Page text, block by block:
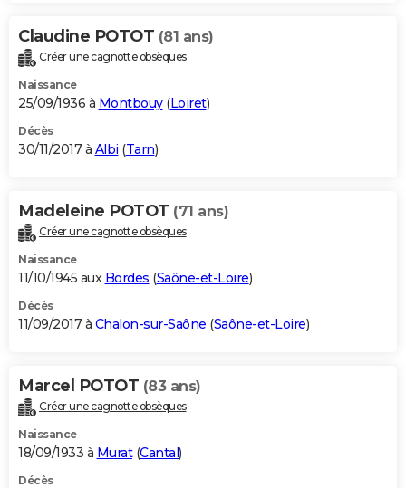
Claudine POTOT (81 ans)
Créer une cagnotte obsèques
Naissance
25/09/1936 à Montbouy(Loiret)
Décès
30/11/2017 à Albi (Tarn)
Madeleine POTOT (71 ans)
Créer une cagnotte obsèques
Naissance
11/10/1945 aux Bordes (Saône-et-Loire)
Décès
11/09/2017 à Chalon-sur-Saône (Saône-et-Loire)
Marcel POTOT (83 ans)
Créer une cagnotte obsèques
Naissance
18/09/1933 à Murat(Cantal)
Décès